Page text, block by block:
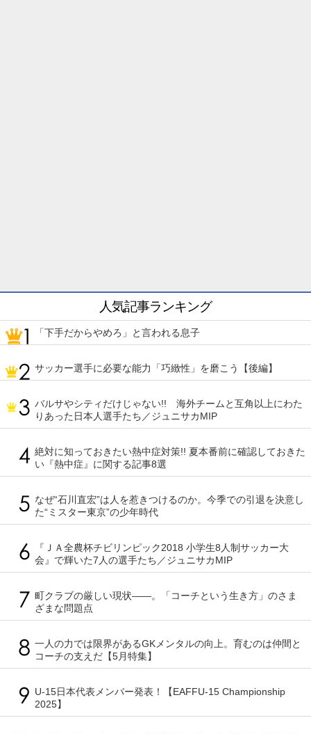
人気記事ランキング
「下手だからやめろ」と言われる息子
サッカー選手に必要な能力「巧緻性」を磨こう【後編】
バルサやシティだけじゃない!! 海外チームと互角以上にわた
りあった日本人選手たち／ジュニサカMIP
絶対に知っておきたい熱中症対策!! 夏本番前に確認しておきた
い『熱中症』に関する記事8選
なぜ“石川直宏”は人を惹きつけるのか。今季での引退を決意し
た“ミスター東京”の少年時代
『ＪＡ全農杯チビリンピック2018 小学生8人制サッカー大
会』で輝いた7人の選手たち／ジュニサカMIP
町クラブの厳しい現状――。「コーチという生き方」のさま
ざまな問題点
一人の力では限界があるGKメンタルの向上。育むのは仲間と
コーチの支えだ【5月特集】
U-15日本代表メンバー発表！【EAFFU-15 Championship
2025】